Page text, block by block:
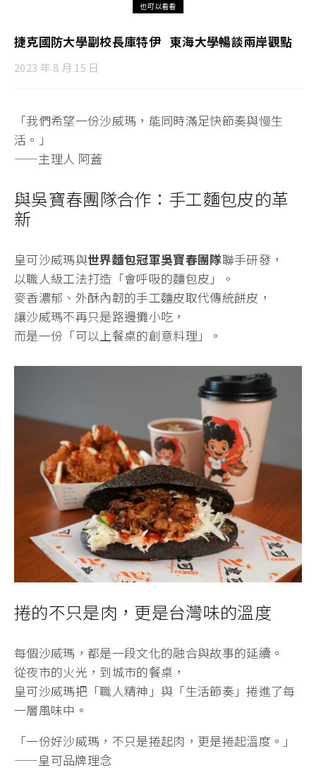
也可以看看
捷克國防大學副校長庫特伊 東海大學暢談兩岸觀點
2023 年 8 月 15 日
「我們希望一份沙威瑪，能同時滿足快節奏與慢生
活。」
——主理人 阿蓋
與吳寶春團隊合作：手工麵包皮的革
新
皇可沙威瑪與世界麵包冠軍吳寶春團隊聯手研發，
以職人級工法打造「會呼吸的麵包皮」。
麥香濃郁、外酥內韌的手工麵皮取代傳統餅皮，
讓沙威瑪不再只是路邊攤小吃，
而是一份「可以上餐桌的創意料理」。
捲的不只是肉，更是台灣味的溫度
每個沙威瑪，都是一段文化的融合與故事的延續。
從夜市的火光，到城市的餐桌，
皇可沙威瑪把「職人精神」與「生活節奏」捲進了每
一層風味中。
「一份好沙威瑪，不只是捲起肉，更是捲起溫度。」
——皇可品牌理念